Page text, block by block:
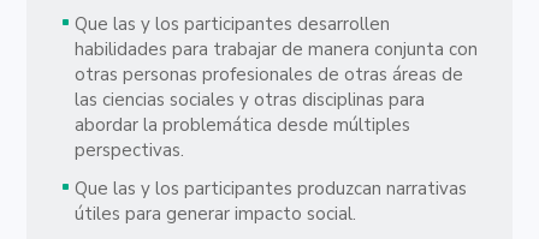
Que las y los participantes desarrollen
habilidades para trabajar de manera conjunta con
otras personas profesionales de otras áreas de
las ciencias sociales y otras disciplinas para
abordar la problemática desde múltiples
perspectivas.
Que las y los participantes produzcan narrativas
útiles para generar impacto social.